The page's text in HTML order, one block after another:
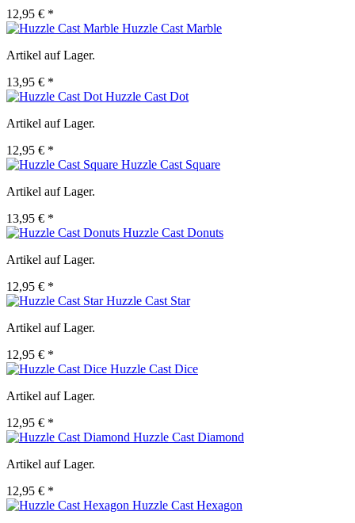
12,95 € *
Huzzle Cast Marble
Artikel auf Lager.
13,95 € *
Huzzle Cast Dot
Artikel auf Lager.
12,95 € *
Huzzle Cast Square
Artikel auf Lager.
13,95 € *
Huzzle Cast Donuts
Artikel auf Lager.
12,95 € *
Huzzle Cast Star
Artikel auf Lager.
12,95 € *
Huzzle Cast Dice
Artikel auf Lager.
12,95 € *
Huzzle Cast Diamond
Artikel auf Lager.
12,95 € *
Huzzle Cast Hexagon